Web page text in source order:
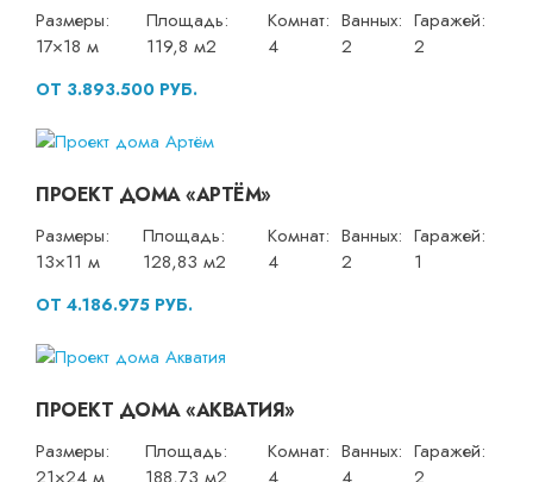
Размеры:
17×18 м
Площадь:
119,8 м2
Комнат:
4
Ванных:
2
Гаражей:
2
ОТ 3.893.500 РУБ.
ПРОЕКТ ДОМА «АРТЁМ»
Размеры:
13×11 м
Площадь:
128,83 м2
Комнат:
4
Ванных:
2
Гаражей:
1
ОТ 4.186.975 РУБ.
ПРОЕКТ ДОМА «АКВАТИЯ»
Размеры:
21×24 м
Площадь:
188,73 м2
Комнат:
4
Ванных:
4
Гаражей:
2